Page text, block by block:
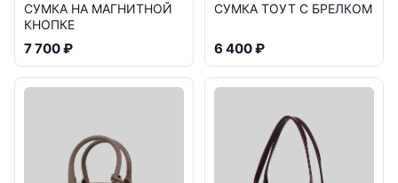
СУМКА НА МАГНИТНОЙ
КНОПКЕ
7 700 ₽
СУМКА ТОУТ С БРЕЛКОМ
6 400 ₽